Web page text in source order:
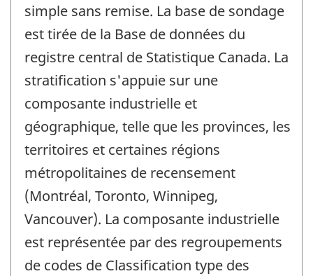
simple sans remise. La base de sondage
est tirée de la Base de données du
registre central de Statistique Canada. La
stratification s'appuie sur une
composante industrielle et
géographique, telle que les provinces, les
territoires et certaines régions
métropolitaines de recensement
(Montréal, Toronto, Winnipeg,
Vancouver). La composante industrielle
est représentée par des regroupements
de codes de Classification type des